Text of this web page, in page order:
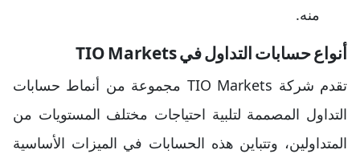
منه.
أنواع حسابات التداول في TIO Markets
تقدم شركة TIO Markets مجموعة من أنماط حسابات
التداول المصممة لتلبية احتياجات مختلف المستويات من
المتداولين، وتتباين هذه الحسابات في الميزات الأساسية